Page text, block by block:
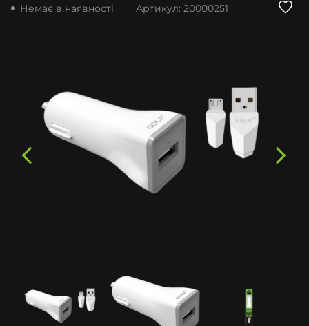
Немає в наявності Артикул: 20000251